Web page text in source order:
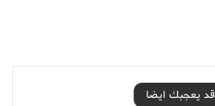
قد يعجبك ايضا